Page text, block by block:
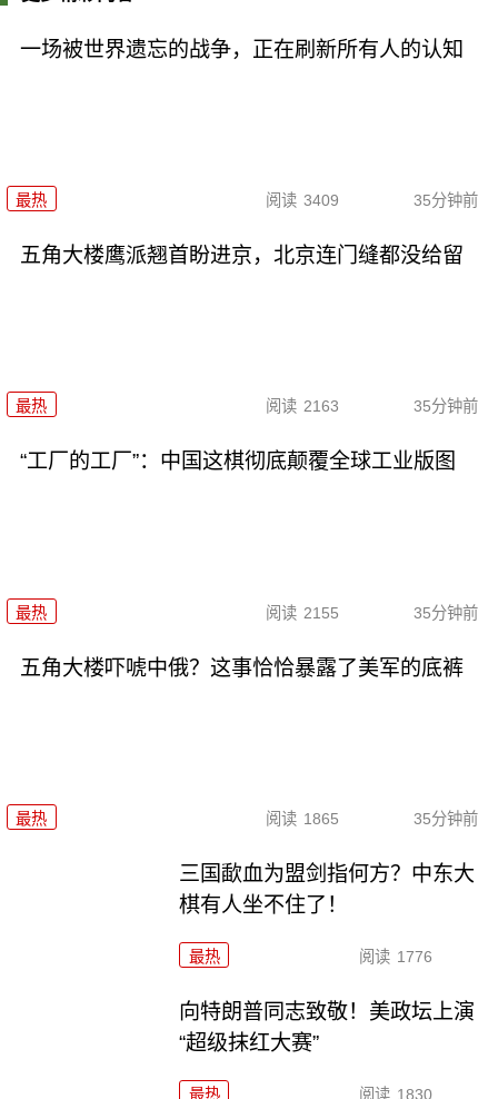
一场被世界遗忘的战争，正在刷新所有人的认知
最热 阅读 3409 35分钟前
五角大楼鹰派翘首盼进京，北京连门缝都没给留
最热 阅读 2163 35分钟前
“工厂的工厂”：中国这棋彻底颠覆全球工业版图
最热 阅读 2155 35分钟前
五角大楼吓唬中俄？这事恰恰暴露了美军的底裤
最热 阅读 1865 35分钟前
三国歃血为盟剑指何方？中东大
棋有人坐不住了！
最热 阅读 1776
向特朗普同志致敬！美政坛上演
“超级抹红大赛”
最热 阅读 1830